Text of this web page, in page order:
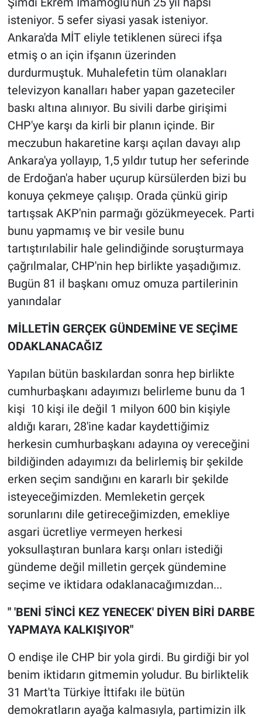
isteniyor. 5 sefer siyasi yasak isteniyor.
Ankara'da MİT eliyle tetiklenen süreci ifşa
etmiş o an için ifşanın üzerinden
durdurmuştuk. Muhalefetin tüm olanakları
televizyon kanalları haber yapan gazeteciler
baskı altına alınıyor. Bu sivili darbe girişimi
CHP'ye karşı da kirli bir planın içinde. Bir
meczubun hakaretine karşı açılan davayı alıp
Ankara'ya yollayıp, 1,5 yıldır tutup her seferinde
de Erdoğan'a haber uçurup kürsülerden bizi bu
konuya çekmeye çalışıp. Orada çünkü girip
tartışsak AKP'nin parmağı gözükmeyecek. Parti
bunu yapmamış ve bir vesile bunu
tartıştırılabilir hale gelindiğinde soruşturmaya
çağrılmalar, CHP'nin hep birlikte yaşadığımız.
Bugün 81 il başkanı omuz omuza partilerinin
yanındalar
MİLLETİN GERÇEK GÜNDEMİNE VE SEÇİME
ODAKLANACAĞIZ
Yapılan bütün baskılardan sonra hep birlikte
cumhurbaşkanı adayımızı belirleme bunu da 1
kişi 10 kişi ile değil 1 milyon 600 bin kişiyle
aldığı kararı, 28'ine kadar kaydettiğimiz
herkesin cumhurbaşkanı adayına oy vereceğini
bildiğinden adayımızı da belirlemiş bir şekilde
erken seçim sandığını en kararlı bir şekilde
isteyeceğimizden. Memleketin gerçek
sorunlarını dile getireceğimizden, emekliye
asgari ücretliye vermeyen herkesi
yoksullaştıran bunlara karşı onları istediği
gündeme değil milletin gerçek gündemine
seçime ve iktidara odaklanacağımızdan...
" 'BENİ 5'İNCİ KEZ YENECEK' DİYEN BİRİ DARBE
YAPMAYA KALKIŞIYOR"
O endişe ile CHP bir yola girdi. Bu girdiği bir yol
benim iktidarın gitmemin yoludur. Bu birliktelik
31 Mart'ta Türkiye İttifakı ile bütün
demokratların ayağa kalmasıyla, partimizin ilk